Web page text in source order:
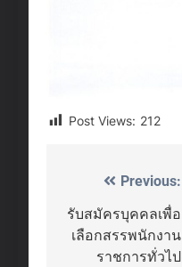
Post Views: 212
Post
navigation
Previous:
รับสมัครบุคคลเพื่อ
เลือกสรรพนักงาน
ราชการทั่วไป